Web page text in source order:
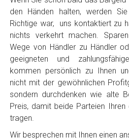
den Händen halten, werden
Richtige war, uns kontaktiert zu
nichts verkehrt machen.
Wege von Händler zu Händler
geeigneten und
kommen persönlich zu Ihnen
nicht mit der gewöhnlichen
sondern durchdenken wie alte
Preis, damit beide Parteien
tragen.
Wir besprechen mit Ihnen einen